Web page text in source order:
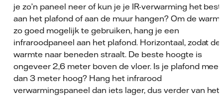
je zo’n paneel neer of kun je je IR-verwarming het
aan het plafond of aan de muur hangen? Om de
zo goed mogelijk te gebruiken, hang je een
infraroodpaneel aan het plafond. Horizontaal, zodat de
warmte naar beneden straalt. De beste hoogte is
ongeveer 2,6 meter boven de vloer. Is je plafond meer
dan 3 meter hoog? Hang het infrarood
verwarmingspaneel dan iets lager, dus verder van het